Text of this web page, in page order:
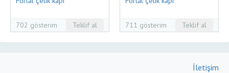
702 gösterim Teklif al 711 gösterim Teklif al
İletişim